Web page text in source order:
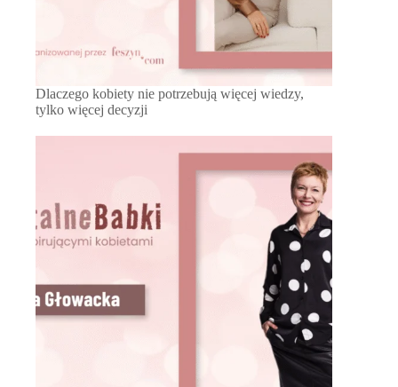
Dlaczego kobiety nie potrzebują więcej wiedzy,
tylko więcej decyzji